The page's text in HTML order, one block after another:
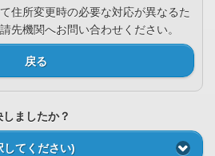
住所変更時の必要な対応が異なるた
先機関へお問い合わせください。
戻る
ましたか？
してください)